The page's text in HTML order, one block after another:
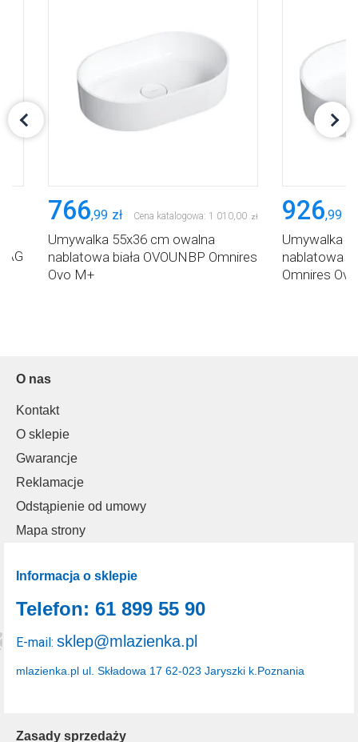
766,99 zł Cena katalogowa: 1 010 00 zł
Umywalka 55x36 cm owalna
nablatowa biała OVOUNBP Omnires
Ovo M+
926,99
Umywalka
nablatowa
Omnires
O nas
Kontakt
O sklepie
Gwarancje
Reklamacje
Odstąpienie od umowy
Mapa strony
Zasady sprzedaży
Informacja o sklepie
mlazienka.pl ul. Składowa 17 62-023 Jaryszki k.Poznania
Telefon: 61 899 55 90
E-mail: sklep@mlazienka.pl